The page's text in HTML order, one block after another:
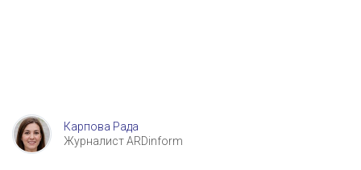
Карпова Рада
Журналист ARDinform